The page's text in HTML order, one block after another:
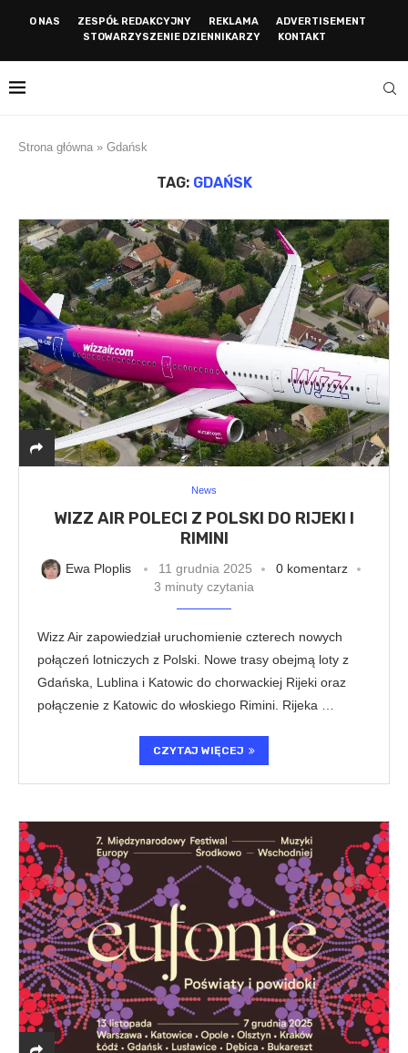
O NAS ZESPÓŁ REDAKCYJNY REKLAMA
ADVERTISEMENT
STOWARZYSZENIE DZIENNIKARZY
KONTAKT
Strona główna » Gdańsk
TAG: GDAŃSK
News
WIZZ AIR POLECI Z POLSKI DO RIJEKI I
RIMINI
Ewa Ploplis 11 grudnia 2025
0 komentarz
3 minuty czytania
Wizz Air zapowiedział uruchomienie czterech nowych
połączeń lotniczych z Polski. Nowe trasy obejmą loty z
Gdańska, Lublina i Katowic do chorwackiej Rijeki oraz
połączenie z Katowic do włoskiego Rimini. Rijeka …
CZYTAJ WIĘCEJ